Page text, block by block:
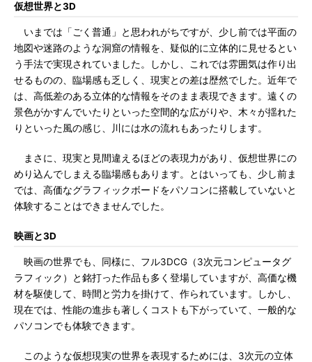
仮想世界と3D
いまでは「ごく普通」と思われがちですが、少し前では平面の
地図や迷路のような洞窟の情報を、疑似的に立体的に見せるとい
う手法で実現されていました。しかし、これでは雰囲気は作り出
せるものの、臨場感も乏しく、現実との差は歴然でした。近年で
は、高低差のある立体的な情報をそのまま表現できます。遠くの
景色がかすんでいたりといった空間的な広がりや、木々が揺れた
りといった風の感じ、川には水の流れもあったりします。
まさに、現実と見間違えるほどの表現力があり、仮想世界にの
めり込んでしまえる臨場感もあります。とはいっても、少し前ま
では、高価なグラフィックボードをパソコンに搭載していないと
体験することはできませんでした。
映画と3D
映画の世界でも、同様に、フル3DCG（3次元コンピュータグ
ラフィック）と銘打った作品も多く登場していますが、高価な機
材を駆使して、時間と労力を掛けて、作られています。しかし、
現在では、性能の進歩も著しくコストも下がっていて、一般的な
パソコンでも体験できます。
このような仮想現実の世界を表現するためには、3次元の立体